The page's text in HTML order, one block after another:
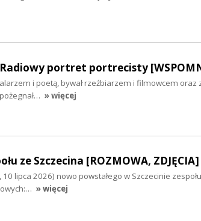
Radiowy portret portrecisty
i poetą, bywał rzeźbiarzem i filmowcem oraz
» więcej
ze Szczecina [ROZMOWA, ZDJĘCIA]
lipca 2026) nowo powstałego w Szczecinie
» więcej